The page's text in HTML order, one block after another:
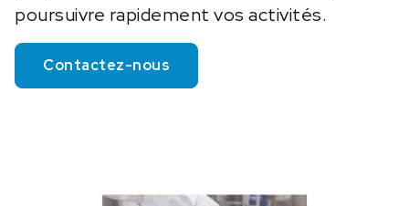
poursuivre rapidement vos activités.
Contactez-nous